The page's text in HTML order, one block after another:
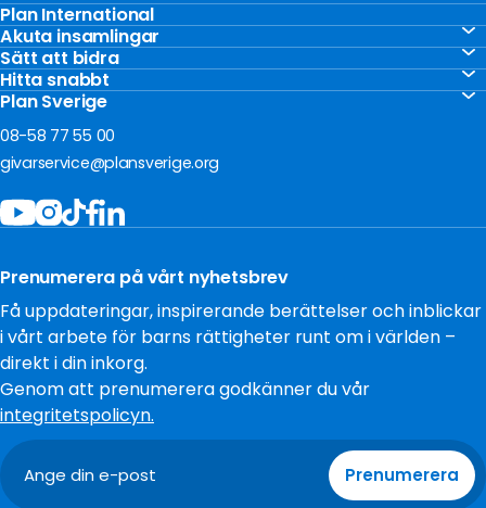
Plan International
Stöd barnen
Vårt arbete
För företag
Om oss
Akuta insamlingar
Akut insamling Gaza
Akut insamling Ukraina
Akut insamling Sudan
Sätt att bidra
Gåvoshop
Ge en gåva
Bli månadsgivare
Starta egen insamling
Bidra som företag
Filantropi och stiftelser
Testamentera
Hitta snabbt
Kontakta oss
Frågor och svar
Jobba hos oss
Policys och villkor
Tillgänglighet
Cookies
Plan Sverige
08-58 77 55 00
givarservice@plansverige.org
Prenumerera på vårt nyhetsbrev
Få uppdateringar, inspirerande berättelser och inblickar
i vårt arbete för barns rättigheter runt om i världen –
direkt i din inkorg.
Genom att prenumerera godkänner du vår
integritetspolicyn.
Prenumerera